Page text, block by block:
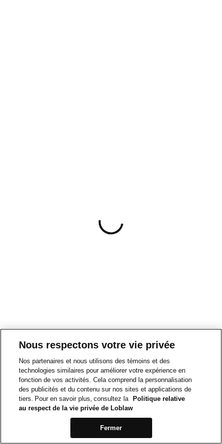
Nous respectons votre vie privée
Nos partenaires et nous utilisons des témoins et des
technologies similaires pour améliorer votre expérience en
fonction de vos activités. Cela comprend la personnalisation
des publicités et du contenu sur nos sites et applications de
tiers. Pour en savoir plus, consultez la
Politique relative
au respect de la vie privée de Loblaw
Fermer